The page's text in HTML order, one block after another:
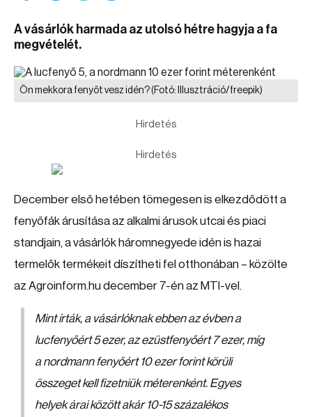
A vásárlók harmada az utolsó hétre hagyja a fa
megvételét.
Ön mekkora fenyőt vesz idén?(Fotó: Illusztráció/freepik)
Hirdetés
Hirdetés
December első hetében tömegesen is elkezdődött a
fenyőfák árusítása az alkalmi árusok utcai és piaci
standjain, a vásárlók háromnegyede idén is hazai
termelők termékeit díszítheti fel otthonában – közölte
az Agroinform.hu december 7-én az MTI-vel.
Mint írták, a vásárlóknak ebben az évben a
lucfenyőért 5 ezer, az ezüstfenyőért 7 ezer, míg
a nordmann fenyőért 10 ezer forint körüli
összeget kell fizetniük méterenként. Egyes
helyek árai között akár 10-15 százalékos